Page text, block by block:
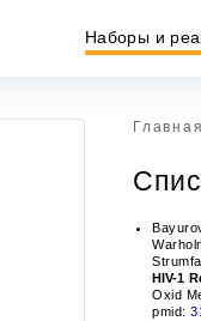
Наборы и
Главная
HIV-1
Oxid
pmid: